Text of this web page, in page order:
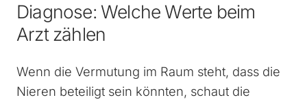
Diagnose: Welche Werte beim
Arzt zählen
Wenn die Vermutung im Raum steht, dass die
Nieren beteiligt sein könnten, schaut die